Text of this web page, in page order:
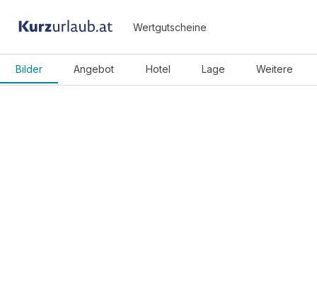
Wertgutscheine
Bilder Angebot Hotel Lage Weitere